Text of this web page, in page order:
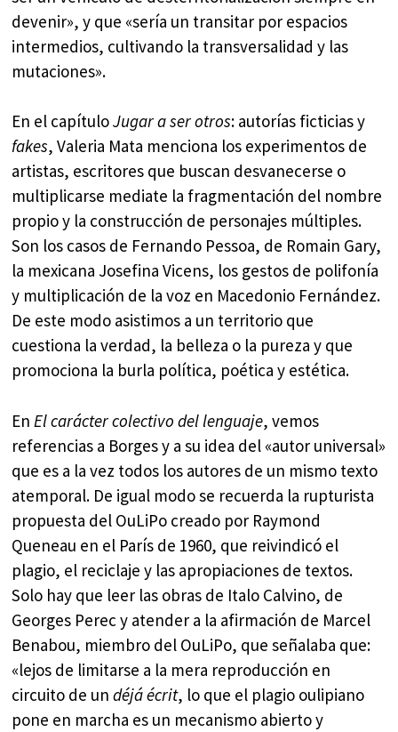
devenir», y que «sería un transitar por espacios
intermedios, cultivando la transversalidad y las
mutaciones».
En el capítuloJugar a ser otros: autorías ficticias y
fakes, Valeria Mata menciona los experimentos de
artistas, escritores que buscan desvanecerse o
multiplicarse mediate la fragmentación del nombre
propio y la construcción de personajes múltiples.
Son los casos de Fernando Pessoa, de Romain Gary,
la mexicana Josefina Vicens, los gestos de polifonía
y multiplicación de la voz en Macedonio Fernández.
De este modo asistimos a un territorio que
cuestiona la verdad, la belleza o la pureza y que
promociona la burla política, poética y estética.
EnEl carácter colectivo del lenguaje, vemos
referencias a Borges y a su idea del «autor universal»
que es a la vez todos los autores de un mismo texto
atemporal. De igual modo se recuerda la rupturista
propuesta del OuLiPo creado por Raymond
Queneau en el París de 1960, que reivindicó el
plagio, el reciclaje y las apropiaciones de textos.
Solo hay que leer las obras de Italo Calvino, de
Georges Perec y atender a la afirmación de Marcel
Benabou, miembro del OuLiPo, que señalaba que:
«lejos de limitarse a la mera reproducción en
circuito de undéjá écrit, lo que el plagio oulipiano
pone en marcha es un mecanismo abierto y